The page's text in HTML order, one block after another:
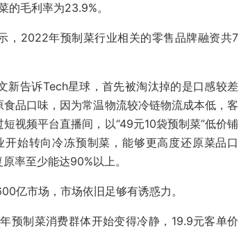
毛利率为23.9%。
，2022年预制菜行业相关的零售品牌融资共7
新告诉Tech星球，首先被淘汰掉的是口感较差
品口味，因为常温物流较冷链物流成本低，客
视频平台直播间，以“49元10袋预制菜”低价铺
始转向冷冻预制菜，能够更高度还原菜品口
率至少能达90%以上。
亿市场，市场依旧足够有诱惑力。
预制菜消费群体开始变得冷静，19.9元客单价